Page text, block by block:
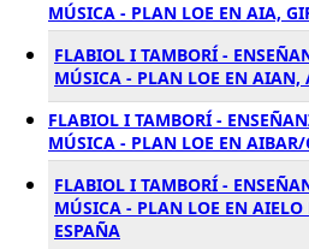
MÚSICA - PLAN LOE EN AIA,
FLABIOL I TAMBORÍ -
MÚSICA - PLAN LOE EN AIAN,
FLABIOL I TAMBORÍ -
MÚSICA - PLAN LOE EN
FLABIOL I TAMBORÍ -
MÚSICA - PLAN LOE EN AIELO
ESPAÑA